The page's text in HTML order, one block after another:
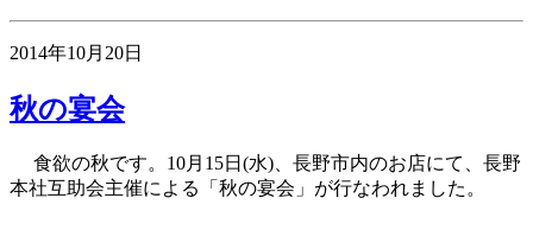
2014年10月20日
秋の宴会
食欲の秋です。 10月 15日 (水) 、長野市内のお店にて、長野
本社互助会主催による「秋の宴会」が行なわれました。